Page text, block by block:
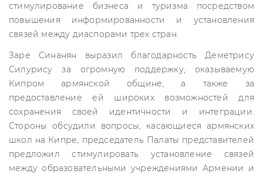
стимулирование бизнеса и туризма посредством
повышения информированности и установления
связей между диаспорами трех стран.
Заре Синанян выразил благодарность Деметрису
Силурису за огромную поддержку, оказываемую
Кипром армянской общине, а также за
предоставление ей широких возможностей для
сохранения своей идентичности и интеграции.
Стороны обсудили вопросы, касающиеся армянских
школ на Кипре, председатель Палаты представителей
предложил стимулировать установление связей
между образовательными учреждениями Армении и